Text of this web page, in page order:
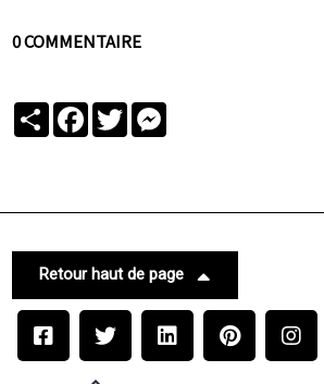
0 COMMENTAIRE
PartagerFacebook
Twitter
Retour haut de page